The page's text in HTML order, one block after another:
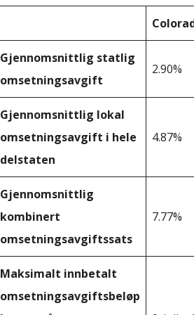
Gjennomsnittlig statlig
omsetningsavgift
2.90%
Gjennomsnittlig lokal
omsetningsavgift i hele
delstaten
4.87%
Gjennomsnittlig
kombinert
omsetningsavgiftssats
7.77%
Maksimalt innbetalt
omsetningsavgiftsbeløp